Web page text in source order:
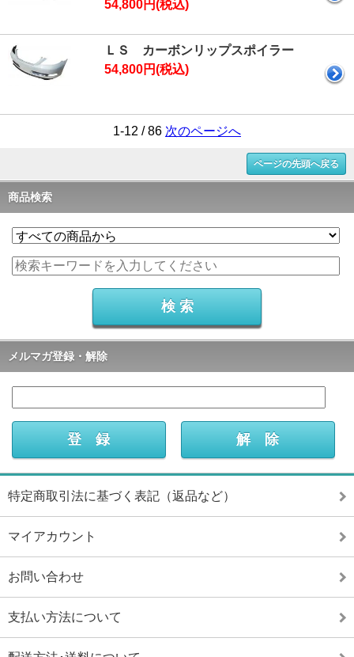
54,800円(税込)
ＬＳ カーボンリップスポイラー
54,800円(税込)
1-12 / 86 次のページへ
ページの先頭へ戻る
商品検索
メルマガ登録・解除
特定商取引法に基づく表記（返品など）
マイアカウント
お問い合わせ
支払い方法について